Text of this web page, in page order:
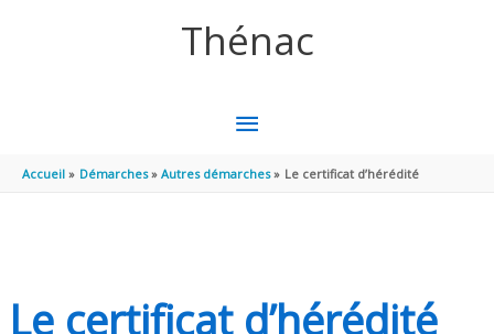
Thénac
MENU
PRINCIPAL
Accueil Démarches Autres démarches Le certificat d’hérédité
Le certificat d’hérédité